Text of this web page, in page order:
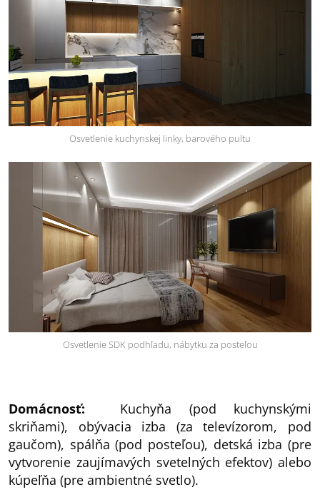
Osvetlenie kuchynskej linky, barového pultu
Osvetlenie SDK podhľadu, nábytku za posteľou
Domácnosť:
Kuchyňa (pod kuchynskými
skriňami), obývacia izba (za televízorom, pod
gaučom), spálňa (pod posteľou), detská izba (pre
vytvorenie zaujímavých svetelných efektov) alebo
kúpeľňa (pre ambientné svetlo).